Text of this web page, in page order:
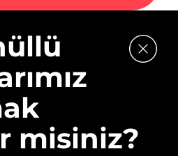
kaydolun.
misiniz?